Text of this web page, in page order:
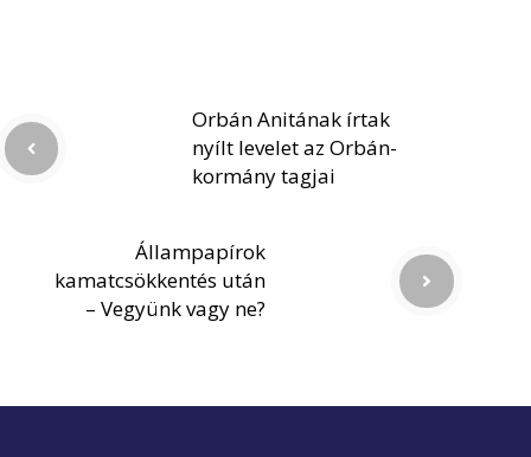
Orbán Anitának írtak
nyílt levelet az Orbán-
kormány tagjai
Állampapírok
kamatcsökkentés után
– Vegyünk vagy ne?